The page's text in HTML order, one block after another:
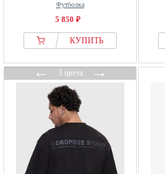
Футболка
5 850 ₽
КУПИТЬ
←3 цвета→